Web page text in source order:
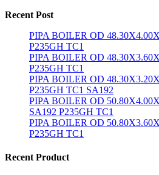
Recent Post
PIPA BOILER OD
P235GH TC1
PIPA BOILER OD
P235GH TC1
PIPA BOILER OD
P235GH TC1 SA192
PIPA BOILER OD
SA192 P235GH TC1
PIPA BOILER OD
P235GH TC1
Recent Product